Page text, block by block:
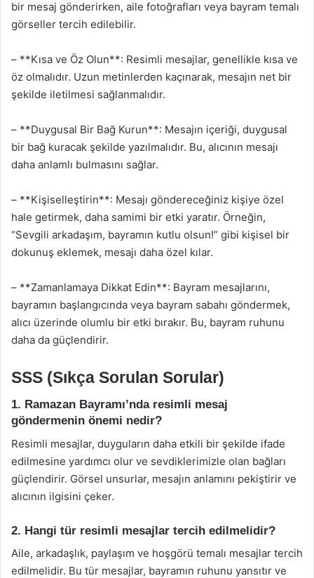
bir mesaj gönderirken, aile fotoğrafları veya bayram temalı
görseller tercih edilebilir.
– **Kısa ve Öz Olun**: Resimli mesajlar, genellikle kısa ve
öz olmalıdır. Uzun metinlerden kaçınarak, mesajın net bir
şekilde iletilmesi sağlanmalıdır.
– **Duygusal Bir Bağ Kurun**: Mesajın içeriği, duygusal
bir bağ kuracak şekilde yazılmalıdır. Bu, alıcının mesajı
daha anlamlı bulmasını sağlar.
– **Kişiselleştirin**: Mesajı göndereceğiniz kişiye özel
hale getirmek, daha samimi bir etki yaratır. Örneğin,
“Sevgili arkadaşım, bayramın kutlu olsun!” gibi kişisel bir
dokunuş eklemek, mesajı daha özel kılar.
– **Zamanlamaya Dikkat Edin**: Bayram mesajlarını,
bayramın başlangıcında veya bayram sabahı göndermek,
alıcı üzerinde olumlu bir etki bırakır. Bu, bayram ruhunu
daha da güçlendirir.
SSS (Sıkça Sorulan Sorular)
1. Ramazan Bayramı’nda resimli mesaj
göndermenin önemi nedir?
Resimli mesajlar, duyguların daha etkili bir şekilde ifade
edilmesine yardımcı olur ve sevdiklerimizle olan bağları
güçlendirir. Görsel unsurlar, mesajın anlamını pekiştirir ve
alıcının ilgisini çeker.
2. Hangi tür resimli mesajlar tercih edilmelidir?
Aile, arkadaşlık, paylaşım ve hoşgörü temalı mesajlar tercih
edilmelidir. Bu tür mesajlar, bayramın ruhunu yansıtır ve